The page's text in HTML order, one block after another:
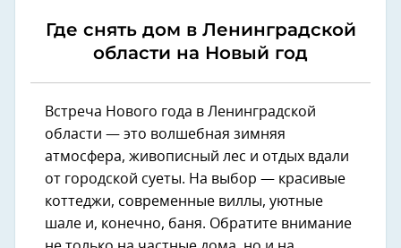
Где снять дом в Ленинградской
области на Новый год
Встреча Нового года в Ленинградской
области — это волшебная зимняя
атмосфера, живописный лес и отдых вдали
от городской суеты. На выбор — красивые
коттеджи, современные виллы, уютные
шале и, конечно, баня. Обратите внимание